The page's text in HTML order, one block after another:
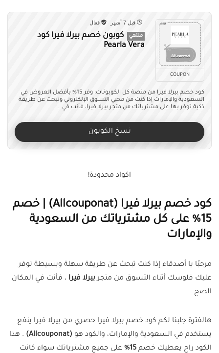
COUPON
قبل 7 أشهر فعال
منتهي
كوبون خصم بيرلا فيرا كود
Pearla Vera
كود خصم بيرلا فيرا من منصة كل الكوبونات: وفر 15% بأفضل العروض في
السعودية والإمارات إذا كنت من محبي التسوق الإلكتروني وتبحث عن طريقة
ذكية توفر بها على مشترياتك من متجر بيرلا فيرا، فأنت في ...
نسخ الكوبون
اكواد محدودة!
كود خصم بيرلا فيرا (Allcouponat) | خصم
15% على كل مشترياتك من السعودية
والإمارات
مرحبًا يا أصدقاء إذا كنت تبحث عن طريقة سهلة وبسيطة توفر
عليك فلوسك أثناء التسوق من متجربيرلا فيرا ، فأنت في المكان
الصح
هالفترة جلبنا لكم كود خصم بيرلا فيرا حصري من بيرلا فيرا ينفع
يستخدم في السعودية والإمارات، والكود هو (Allcouponat)
. هذا
الكود راح يعطيك خصم 15%
على جميع مشترياتك سواء كانت